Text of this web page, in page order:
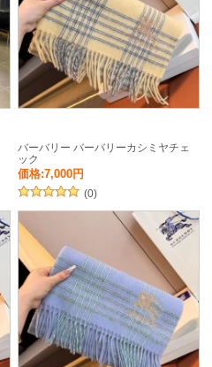
バーバリー バーバリーカシミヤチェ
ック
価格:7,000円
(0)